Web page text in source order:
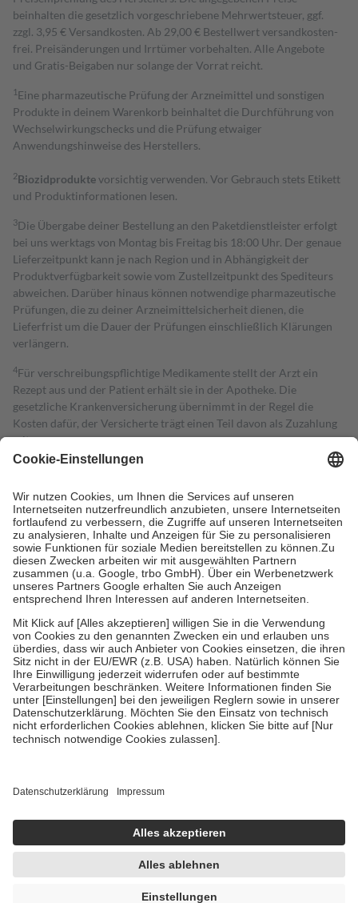
beinhalten die gesetzlich vorgeschriebene Mehrwertsteuer, ggf.
zzgl. 3,95 € Versandkosten. Ab 29,00 € Bestell­wert versand­kosten­
frei. Preisänderungen und Irrtümer vorbehalten. Alle Angebote
und Gratis-Beigaben nur solange der Vorrat reicht.
1 Eine pharmazeutische Prüfung der Arzneimittel und sonstigen
Produkte in deinem Warenkorb beinhaltet die Durchführung von
Wechselwirkungschecks und die Prüfung etwaiger
Anwendungshinweise des Herstellers.
2Biozidproduktevorsichtig verwenden. Vor Gebrauch stets Etikett
und Produktinformationen lesen.
3Die Übergabe deiner Bestellung an den Paketdienstleister erfolgt
bei uns werktags von Montag bis Freitag bis 18:00 Uhr. Der genaue
Lieferzeitpunkt kann je nach Region und in Abhängigkeit der
Produktverfügbarkeit sowie vom Zustellzeitpunkt des Spediteurs
abweichen. Darüber hinaus können notwendige pharmazeutische
Prüfungen, die zu deiner Arzneimittelsicherheit dienen, die
Lieferfrist um die Dauer der Prüfungen einschließlich Klärungen
verlängern.
4Für verschreibungspflichtige Medikamente stellt der Arzt ein
Rezept aus und der Patient erhält sie in der Apotheke. Die
gesetzliche Krankenversicherung übernimmt in der Regel die
Kosten dafür, der Versicherte trägt einen Teil davon als Zuzahlung
mit.
Grundsätzlich leisten Mitglieder Zuzahlungen in Höhe von zehn
höchstens zehn Euro.
Es sind jedoch nie mehr als die tatsächlichen
Kosten der Leistung zu entrichten.
Diese Regeln gelten grundsätzlich auch für Online-Apotheken.
Bei Heilmitteln und häuslicher Krankenpflege beträgt die
Zuzahlung zehn Prozent der Kosten sowie zehn Euro je
Verordnung.
Um das Engagement der Versicherten für ihre eigene Gesundheit zu
stärken und die besondere Stellung der Familie zu unterstützen,
fallenkeine Zuzahlungenan bei:
• Kindern und Jugendlichen bis zum vollendeten 18. Lebensjahr
mit Ausnahme der Fahrkosten
• Untersuchungen zur Vorsorge und Früherkennung, die von der
GKV getragen werden
• empfohlenen Schutzimpfungen
• Harn- und Blutteststreifen
getroffen, um sicherzustellen, dass es sich um echte Bewertungen
https://help.etrusted.com/hc/de/articles/4419944605341
Einige Bilder und Inhalte wurden unter Zuhilfenahme künstlicher